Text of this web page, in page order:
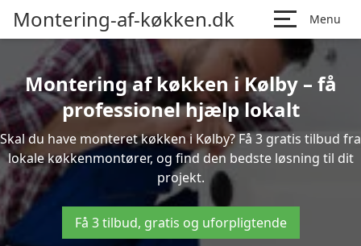
Montering-af-køkken.dk Menu
Montering af køkken i Kølby – få
professionel hjælp lokalt
Skal du have monteret køkken i Kølby? Få 3 gratis tilbud fra
lokale køkkenmontører, og find den bedste løsning til dit
projekt.
Få 3 tilbud, gratis og uforpligtende